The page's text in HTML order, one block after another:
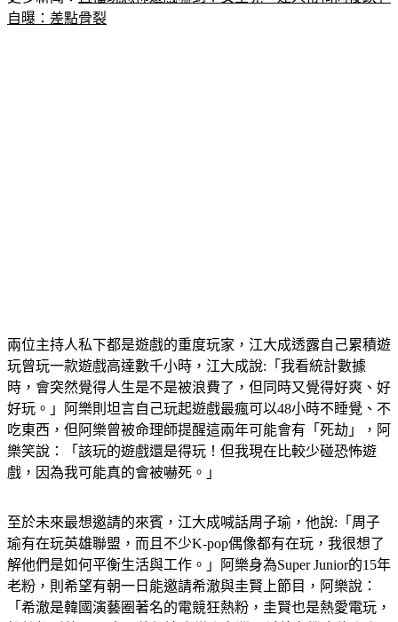
更多新聞：直播玩恐怖遊戲嚇到！女星竟「連人帶椅向後跌」
兩位主持人私下都是遊戲的重度玩家，江大成透露自己累積遊
玩曾玩一款遊戲高達數千小時，江大成說:「我看統計數據
時，會突然覺得人生是不是被浪費了，但同時又覺得好爽、好
好玩。」阿樂則坦言自己玩起遊戲最瘋可以48小時不睡覺、不
吃東西，但阿樂曾被命理師提醒這兩年可能會有「死劫」，阿
樂笑說：「該玩的遊戲還是得玩！但我現在比較少碰恐怖遊
至於未來最想邀請的來賓，江大成喊話周子瑜，他說:「周子
瑜有在玩英雄聯盟，而且不少K-pop偶像都有在玩，我很想了
解他們是如何平衡生活與工作。」阿樂身為Super Junior的15年
老粉，則希望有朝一日能邀請希澈與圭賢上節目，阿樂說：